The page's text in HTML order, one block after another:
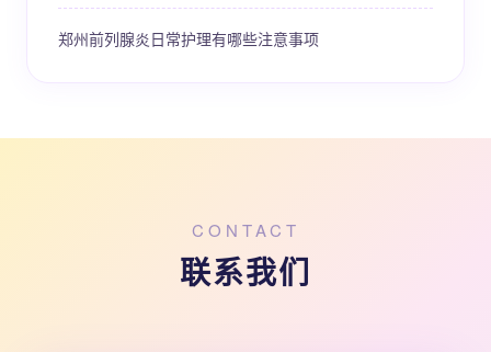
郑州前列腺炎日常护理有哪些注意事项
CONTACT
联系我们